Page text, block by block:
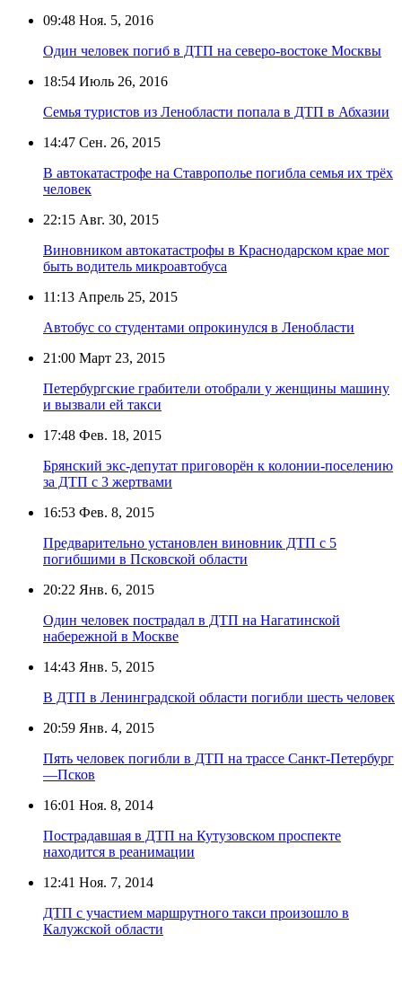
09:48 Ноя. 5, 2016
Один человек погиб в ДТП на северо-востоке Москвы
18:54 Июль 26, 2016
Семья туристов из Ленобласти попала в ДТП в Абхазии
14:47 Сен. 26, 2015
В автокатастрофе на Ставрополье погибла семья их трёх
человек
22:15 Авг. 30, 2015
Виновником автокатастрофы в Краснодарском крае мог
быть водитель микроавтобуса
11:13 Апрель 25, 2015
Автобус со студентами опрокинулся в Ленобласти
21:00 Март 23, 2015
Петербургские грабители отобрали у женщины машину
и вызвали ей такси
17:48 Фев. 18, 2015
Брянский экс-депутат приговорён к колонии-поселению
за ДТП с 3 жертвами
16:53 Фев. 8, 2015
Предварительно установлен виновник ДТП с 5
погибшими в Псковской области
20:22 Янв. 6, 2015
Один человек пострадал в ДТП на Нагатинской
набережной в Москве
14:43 Янв. 5, 2015
В ДТП в Ленинградской области погибли шесть человек
20:59 Янв. 4, 2015
Пять человек погибли в ДТП на трассе Санкт-Петербург
—Псков
16:01 Ноя. 8, 2014
Пострадавшая в ДТП на Кутузовском проспекте
находится в реанимации
12:41 Ноя. 7, 2014
ДТП с участием маршрутного такси произошло в
Калужской области